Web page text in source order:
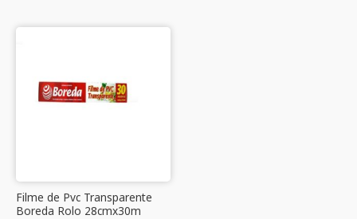
Filme de Pvc Transparente
Boreda Rolo 28cmx30m